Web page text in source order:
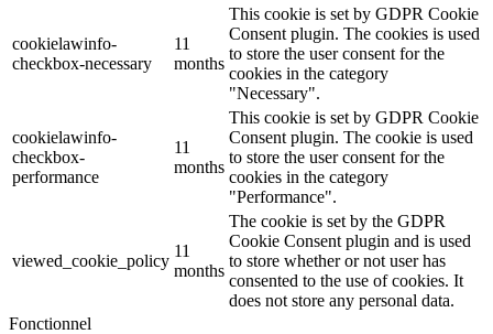
cookielawinfo-
checkbox-necessary
11
months
This cookie is set by GDPR Cookie
Consent plugin. The cookies is used
to store the user consent for the
cookies in the category
"Necessary".
cookielawinfo-
checkbox-
performance
11
months
This cookie is set by GDPR Cookie
Consent plugin. The cookie is used
to store the user consent for the
cookies in the category
"Performance".
viewed_cookie_policy
11
months
The cookie is set by the GDPR
Cookie Consent plugin and is used
to store whether or not user has
consented to the use of cookies. It
does not store any personal data.
Fonctionnel